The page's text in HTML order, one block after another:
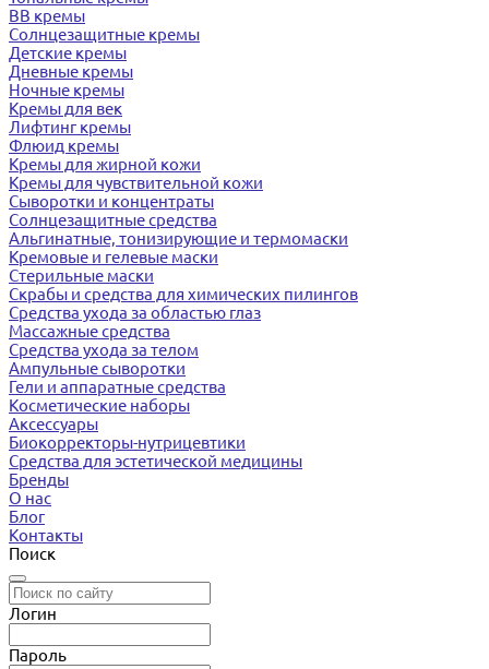
BB кремы
Солнцезащитные кремы
Детские кремы
Дневные кремы
Ночные кремы
Кремы для век
Лифтинг кремы
Флюид кремы
Кремы для жирной кожи
Кремы для чувствительной кожи
Сыворотки и концентраты
Солнцезащитные средства
Альгинатные, тонизирующие и термомаски
Кремовые и гелевые маски
Стерильные маски
Скрабы и средства для химических пилингов
Средства ухода за областью глаз
Массажные средства
Средства ухода за телом
Ампульные сыворотки
Гели и аппаратные средства
Косметические наборы
Аксессуары
Биокорректоры-нутрицевтики
Средства для эстетической медицины
Бренды
О нас
Блог
Контакты
Поиск
Логин
Пароль